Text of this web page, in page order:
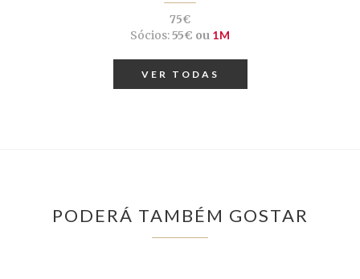
75€
Sócios:55€ ou 1M
VER TODAS
PODERÁ TAMBÉM GOSTAR